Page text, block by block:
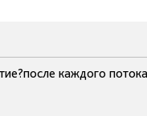
каждого